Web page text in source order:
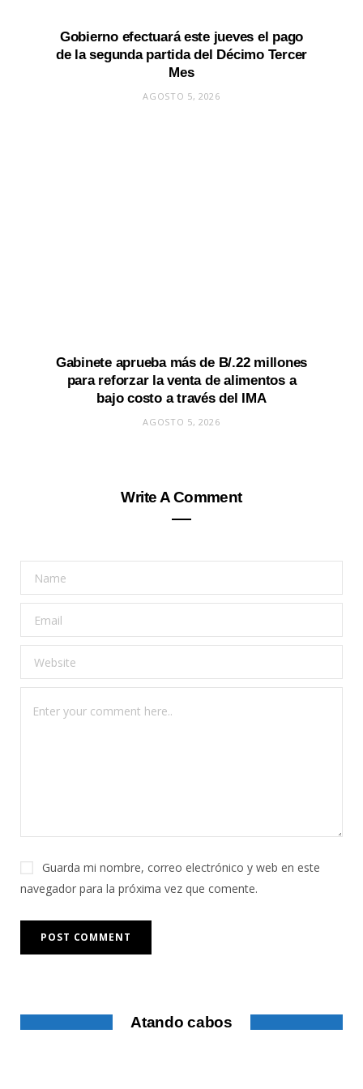
Gobierno efectuará este jueves el pago
de la segunda partida del Décimo Tercer
Mes
AGOSTO 5, 2026
Gabinete aprueba más de B/.22 millones
para reforzar la venta de alimentos a
bajo costo a través del IMA
AGOSTO 5, 2026
Write A Comment
Guarda mi nombre, correo electrónico y web en este
navegador para la próxima vez que comente.
Atando cabos